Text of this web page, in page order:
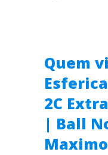
Quem
2C
| Ball